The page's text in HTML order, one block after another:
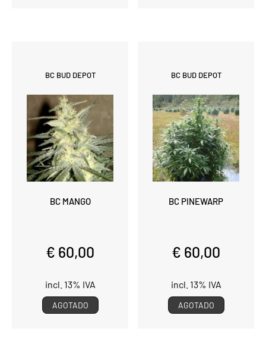
BC BUD DEPOT
BC MANGO
€ 60,00
incl. 13% IVA
AGOTADO
BC BUD DEPOT
BC PINEWARP
€ 60,00
incl. 13% IVA
AGOTADO